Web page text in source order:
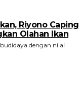
Riyono Caping
Olahan Ikan
dengan nilai